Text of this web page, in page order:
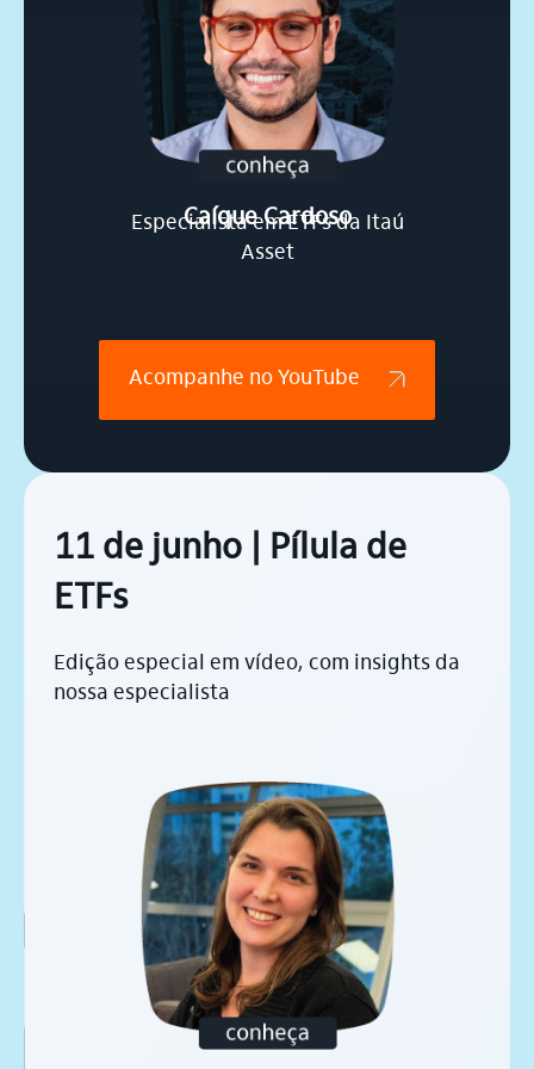
Caíque Cardoso
Especialista em ETFs da Itaú
Asset
Acompanhe no YouTube
11 de junho | Pílula de
ETFs
Edição especial em vídeo, com insights da
nossa especialista